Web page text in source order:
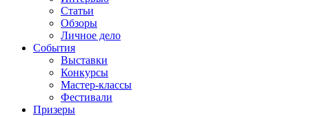
Статьи
Обзоры
Личное дело
События
Выставки
Конкурсы
Мастер-классы
Фестивали
Призеры